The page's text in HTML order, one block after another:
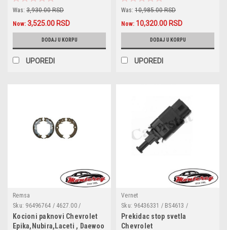
Was: 3,930.00 RSD
Now: 3,525.00 RSD
DODAJ U KORPU
UPOREDI
Was: 10,985.00 RSD
Now: 10,320.00 RSD
DODAJ U KORPU
UPOREDI
Remsa
Sku: 96496764 / 4627.00 /
91071000 / GS8815 / 362527J /
FSB4017 / LS2025 / GF0729 /
Kocioni paknovi Chevrolet
Epika,Nubira,Laceti , Daewoo
Vernet
Sku: 96436331 / BS4613 /
96440925 / 96552789 / 330807 /
6DD 010 966-531 / 7.1251
Prekidac stop svetla
Chevrolet